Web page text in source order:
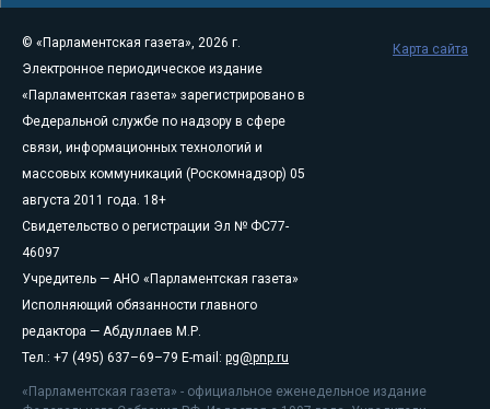
© «Парламентская газета», 2026 г.
Электронное периодическое издание
«Парламентская газета» зарегистрировано в
Федеральной службе по надзору в сфере
связи, информационных технологий и
массовых коммуникаций (Роскомнадзор) 05
августа 2011 года. 18+
Свидетельство о регистрации Эл № ФС77-
46097
Учредитель — АНО «Парламентская газета»
Исполняющий обязанности главного
редактора — Абдуллаев М.Р.
Тел.: +7 (495) 637–69–79 E-mail: pg@pnp.ru
«Парламентская газета» - официальное еженедельное издание
Карта сайта